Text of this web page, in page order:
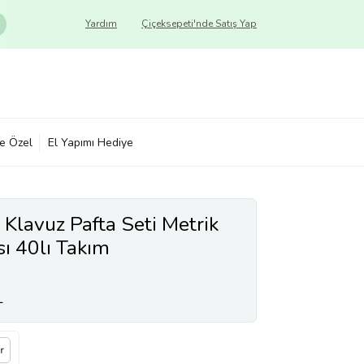
Çiçeksepeti'nde Satış Yap
Yardım
Özel El Yapımı Hediye
Pafta Seti Metrik
40lı Takım